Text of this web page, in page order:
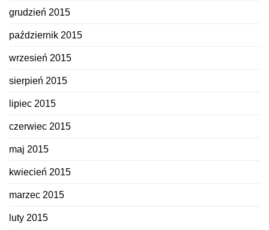
grudzień 2015
październik 2015
wrzesień 2015
sierpień 2015
lipiec 2015
czerwiec 2015
maj 2015
kwiecień 2015
marzec 2015
luty 2015